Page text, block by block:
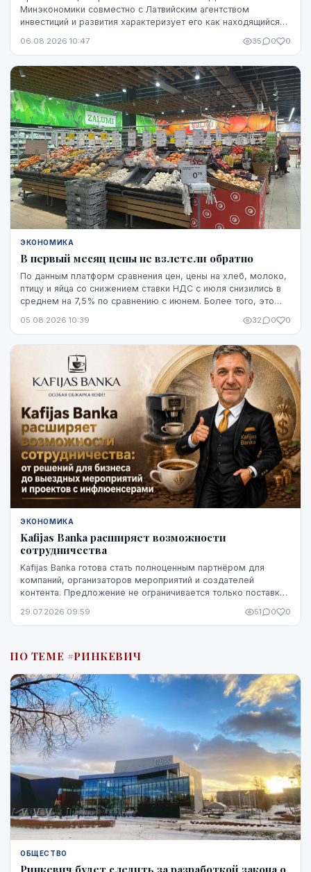
Минэкономики совместно с Латвийским агентством
инвестиций и развития характеризует его как находящийся
ни модель ракет, ни владелец технологий, ни
необходимого финансирования уже обеспечена и на чем
основан прогноз экспорта.
06.08.2026 10:47 35 0 0
ЭКОНОМИКА
В первый месяц цены не взлетели обратно
По данным платформ сравнения цен, цены на хлеб, молоко,
птицу и яйца со снижением ставки НДС с июля снизились в
среднем на 7,5% по сравнению с июнем. Более того, это
данный момент - до начала августа.
05.08.2026 10:39 32 0 0
ЭКОНОМИКА
Kafijas Banka расширяет возможности
сотрудничества
Kafijas Banka готова стать полноценным партнёром для
компаний, организаторов мероприятий и создателей
контента. Предложение не ограничивается только поставкой
29.07.2026 09:59 51 0 0
ПО ТЕМЕ #РИНКЕВИЧ
ОБЩЕСТВО
Ринкевич будет следить за разработкой закона о